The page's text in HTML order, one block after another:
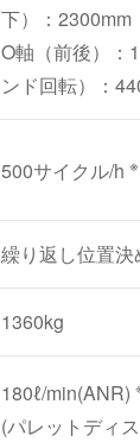
下）：2300mm
O軸（前後）
ンド回転）：
500サイクル/h
繰り返し位置
1360kg
180ℓ/min(ANR)
(パレットディ